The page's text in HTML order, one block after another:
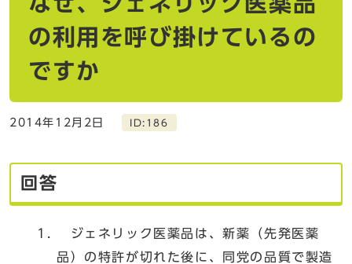
の利用を呼び掛けているの
ですか
2014年12月2日 ID:186
回答
ジェネリック医薬品は、新薬（先発医薬
品）の特許が切れた後に、同党の品質で製造